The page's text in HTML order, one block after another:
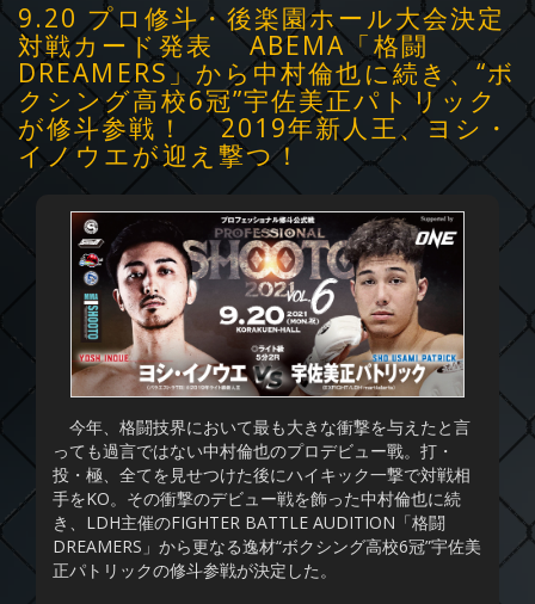
9.20 プロ修斗・後楽園ホール大会決定
対戦カード発表 ABEMA「格闘
DREAMERS」から中村倫也に続き、“ボ
クシング高校6冠”宇佐美正パトリック
が修斗参戦！ 2019年新人王、ヨシ・
イノウエが迎え撃つ！
今年、格闘技界において最も大きな衝撃を与えたと言
っても過言ではない中村倫也のプロデビュー戰。打・
投・極、全てを見せつけた後にハイキック一撃で対戦相
手をKO。その衝撃のデビュー戦を飾った中村倫也に続
き、LDH主催のFIGHTER BATTLE AUDITION「格闘
DREAMERS」から更なる逸材“ボクシング高校6冠”宇佐美
正パトリックの修斗参戦が決定した。